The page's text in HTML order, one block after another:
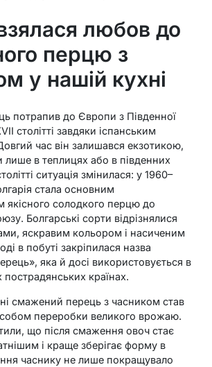
любов до
перцю з
у нашій кухні
потрапив до Європи з Південної
столітті завдяки іспанським
час він залишався екзотикою,
лише в теплицях або в південних
ситуація змінилася: у 1960–
стала основним
якісного солодкого перцю до
Болгарські сорти відрізнялися
яскравим кольором і насиченим
в побуті закріпилася назва
яка й досі використовується в
пострадянських країнах.
смажений перець з часником став
переробки великого врожаю.
що після смаження овоч стає
і краще зберігає форму в
часнику не лише покращувало